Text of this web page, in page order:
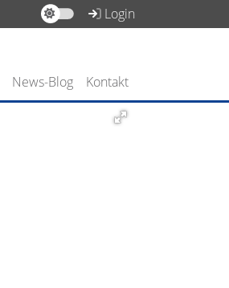
Login
News-Blog Kontakt